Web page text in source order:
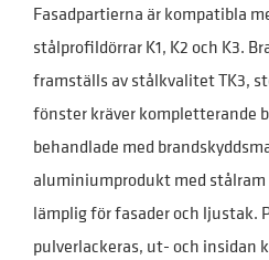
Fasadpartierna är kompatibla
stålprofildörrar K1, K2 och K3.
framställs av stålkvalitet TK3,
fönster kräver kompletterande
behandlade med
aluminiumprodukt med
lämplig för fasader och ljustak.
pulverlackeras, ut- och insidan